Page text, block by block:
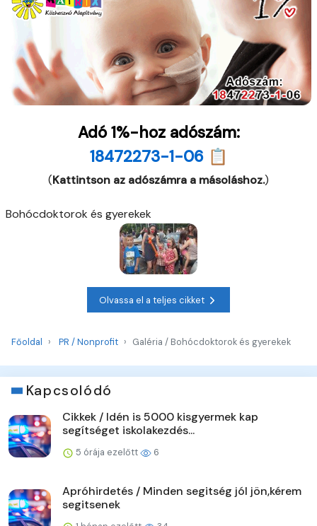
Adó 1%-hoz adószám:
18472273-1-06 📋
(Kattintson az adószámra a másoláshoz.)
Bohócdoktorok és gyerekek
Olvassa el a teljes cikket
Főoldal PR / Nonprofit Galéria / Bohócdoktorok és gyerekek
Kapcsolódó
Cikkek / Idén is 5000 kisgyermek kap
segítséget iskolakezdés...
5 órája ezelőtt 6
Apróhirdetés / Minden segitség jól jön,kérem
segitsenek